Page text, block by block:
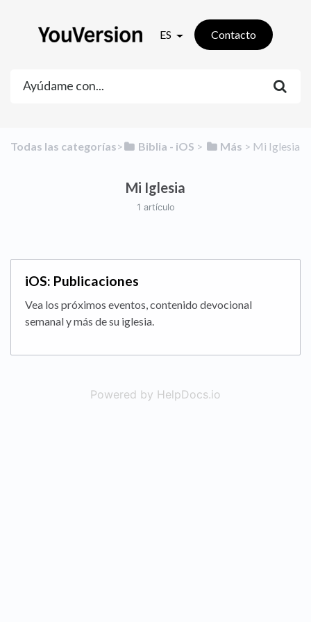
ES Contacto
Todas las categorías​>​ ​Biblia - iOS ​ > ​ ​Más ​ > ​ ​Mi Iglesia
Mi Iglesia
1 artículo
iOS: Publicaciones
Vea los próximos eventos, contenido devocional
semanal y más de su iglesia.
Powered by HelpDocs.io